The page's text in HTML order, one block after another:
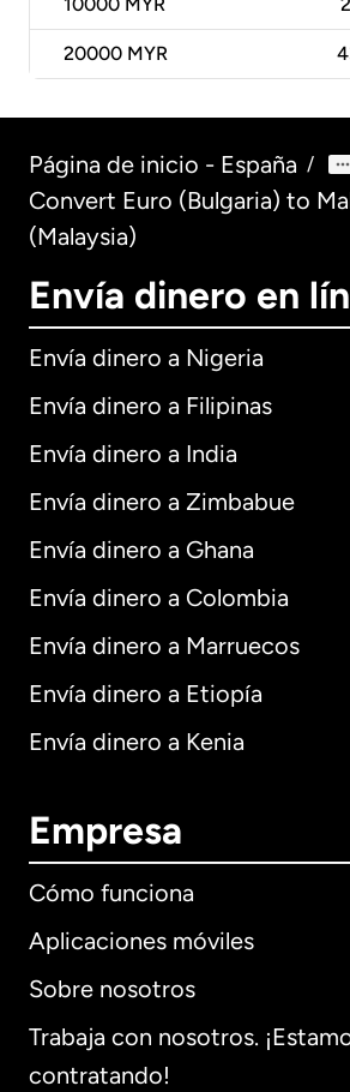
10000 MYR
20000 MYR
Página de inicio - España /
Convert Euro (Bulgaria) to
(Malaysia)
Envía dinero en
Envía dinero a Nigeria
Envía dinero a Filipinas
Envía dinero a India
Envía dinero a Zimbabue
Envía dinero a Ghana
Envía dinero a Colombia
Envía dinero a Marruecos
Envía dinero a Etiopía
Envía dinero a Kenia
Empresa
Cómo funciona
Aplicaciones móviles
Sobre nosotros
Trabaja con nosotros.
contratando!